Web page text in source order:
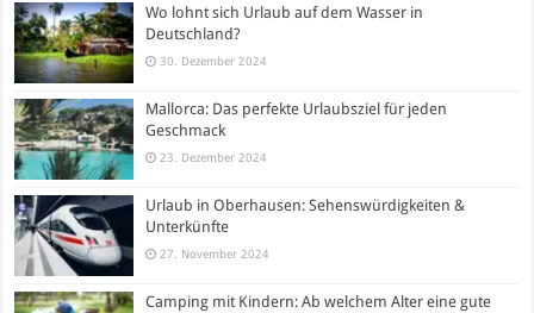
Wo lohnt sich Urlaub auf dem Wasser in
Deutschland?
30. Dezember 2024
Mallorca: Das perfekte Urlaubsziel für jeden
Geschmack
23. Dezember 2024
Urlaub in Oberhausen: Sehenswürdigkeiten &
Unterkünfte
27. November 2024
Camping mit Kindern: Ab welchem Alter eine gute